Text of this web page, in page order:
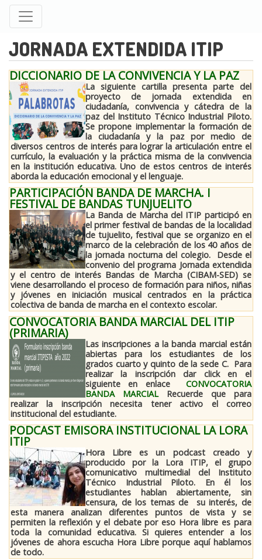
principal
JORNADA EXTENDIDA ITIP
DICCIONARIO DE LA CONVIVENCIA Y LA PAZ
La siguiente cartilla presenta parte del
proyecto de jornada extendida en
ciudadanía, convivencia y cátedra de la
paz del Instituto Técnico Industrial Piloto.
Se propone implementar la formación de
la ciudadanía y la paz por medio de
diversos centros de interés para lograr la articulación entre el
currículo, la evaluación y la práctica misma de la convivencia
en la institución educativa. Uno de estos centros de interés
aborda la educación emocional y el lenguaje.
PARTICIPACIÓN BANDA DE MARCHA. I
FESTIVAL DE BANDAS TUNJUELITO
La Banda de Marcha del ITIP participó en
el primer festival de bandas de la localidad
de tujuelito, festival que se organizo en el
marco de la celebración de los 40 años de
la jornada nocturna del colegio. Desde el
convenio del programa Jornada extendida
y el centro de interés Bandas de Marcha (CIBAM-SED) se
viene desarrollando el proceso de formación para niños, niñas
y jóvenes en iniciación musical centrados en la práctica
colectiva de banda de marcha en el contexto escolar.
CONVOCATORIA BANDA MARCIAL DEL ITIP
(PRIMARIA)
Las inscripciones a la banda marcial están
abiertas para los estudiantes de los
grados cuarto y quinto de la sede C. Para
realizar la inscripción dar click en el
siguiente en enlace CONVOCATORIA
BANDA MARCIALRecuerde que para
realizar la inscripción necesita tener activo el correo
institucional del estudiante.
PODCAST EMISORA INSTITUCIONAL LA LORA
ITIP
Hora Libre es un podcast creado y
producido por la Lora ITIP, el grupo
comunicativo multimedial del Instituto
Técnico Industrial Piloto. En él los
estudiantes hablan abiertamente, sin
censura, de los temas de su interés, de
esta manera analizan diferentes puntos de vista y se
permiten la reflexión y el debate por eso Hora libre es para
toda la comunidad educativa. Si quieres entender a los
jóvenes de ahora escucha Hora Libre porque aquí hablamos
de todo.